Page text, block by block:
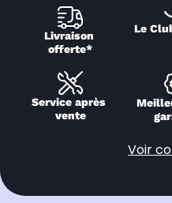
Livraison
offerte*
Le
Service après
vente
Voir